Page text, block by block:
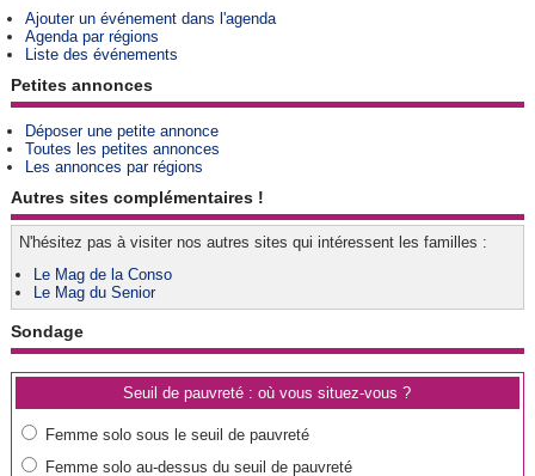
Ajouter un événement dans l'agenda
Agenda par régions
Liste des événements
Petites annonces
Déposer une petite annonce
Toutes les petites annonces
Les annonces par régions
Autres sites complémentaires !
N'hésitez pas à visiter nos autres sites qui intéressent les familles :
Le Mag de la Conso
Le Mag du Senior
Sondage
Seuil de pauvreté : où vous situez-vous ?
Femme solo sous le seuil de pauvreté
Femme solo au-dessus du seuil de pauvreté